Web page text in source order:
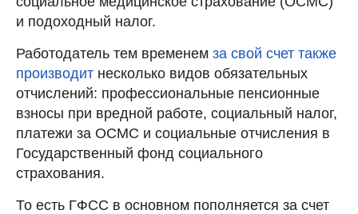
и подоходный налог.
Работодатель тем временем за свой счет также
производит несколько видов обязательных
отчислений: профессиональные пенсионные
взносы при вредной работе, социальный налог,
платежи за ОСМС и социальные отчисления в
Государственный фонд социального
страхования.
То есть ГФСС в основном пополняется за счет